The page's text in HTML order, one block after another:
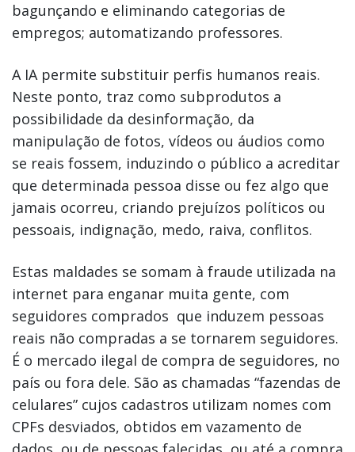
bagunçando e eliminando categorias de
empregos; automatizando professores.
A IA permite substituir perfis humanos reais.
Neste ponto, traz como subprodutos a
possibilidade da desinformação, da
manipulação de fotos, vídeos ou áudios como
se reais fossem, induzindo o público a acreditar
que determinada pessoa disse ou fez algo que
jamais ocorreu, criando prejuízos políticos ou
pessoais, indignação, medo, raiva, conflitos.
Estas maldades se somam à fraude utilizada na
internet para enganar muita gente, com
seguidores comprados que induzem pessoas
reais não compradas a se tornarem seguidores.
É o mercado ilegal de compra de seguidores, no
país ou fora dele. São as chamadas “fazendas de
celulares” cujos cadastros utilizam nomes com
CPFs desviados, obtidos em vazamento de